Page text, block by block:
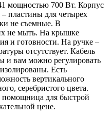
мощностью 700 Вт. Корпус
– пластины для четырех
не съемные. В
не мыть. На крышке
и готовности. На ручке –
отсутствует. Кабель
и вам можно регулировать
Есть
вертикального
серебристого цвета.
помощница для быстрой
цене.